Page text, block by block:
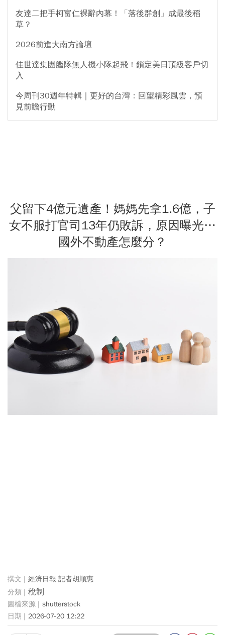
友達二把手柯富仁裸辭內幕！「落後群創」成最後稻
草？
2026前進大南方論壇
佳世達集團艦隊無人機小隊起飛！鎖定美日頂級客戶切
入
今周刊30週年特輯｜更好的台灣：回望精彩風雲，預
見前瞻行動
父留下4億元遺產！媽媽先拿1.6億，子
女不服打官司13年仍敗訴，原因曝光…
國外不動產怎麼分？
經濟日報 記者胡順惠
稅制
shutterstock
2026-07-20 12:22